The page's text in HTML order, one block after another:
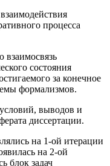
процесса
взаимосвязь
состояния
за конечное
формализмов.
выводов и
диссертации.
на 1-ой итерации
на 2-ой
блок задач